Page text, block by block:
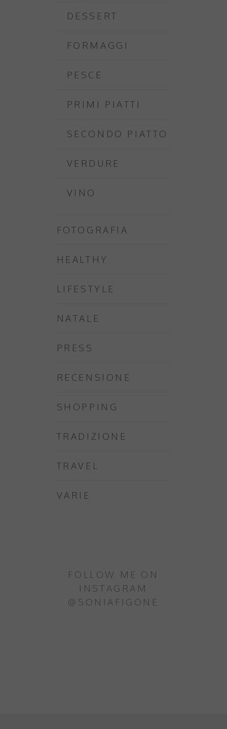
DESSERT
FORMAGGI
PESCE
PRIMI PIATTI
SECONDO PIATTO
VERDURE
VINO
FOTOGRAFIA
HEALTHY
LIFESTYLE
NATALE
PRESS
RECENSIONE
SHOPPING
TRADIZIONE
TRAVEL
VARIE
FOLLOW ME ON
INSTAGRAM
@SONIAFIGONE